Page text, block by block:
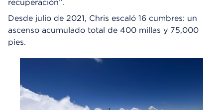
recuperación”.
Desde julio de 2021, Chris escaló 16 cumbres: un
ascenso acumulado total de 400 millas y 75,000
pies.